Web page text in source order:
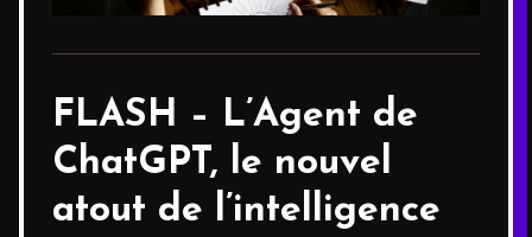
FLASH – L’Agent de
ChatGPT, le nouvel
atout de l’intelligence